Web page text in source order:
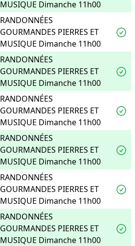
MUSIQUE Dimanche 11h00
RANDONNÉES
GOURMANDES PIERRES ET
MUSIQUE Dimanche 11h00
RANDONNÉES
GOURMANDES PIERRES ET
MUSIQUE Dimanche 11h00
RANDONNÉES
GOURMANDES PIERRES ET
MUSIQUE Dimanche 11h00
RANDONNÉES
GOURMANDES PIERRES ET
MUSIQUE Dimanche 11h00
RANDONNÉES
GOURMANDES PIERRES ET
MUSIQUE Dimanche 11h00
RANDONNÉES
GOURMANDES PIERRES ET
MUSIQUE Dimanche 11h00